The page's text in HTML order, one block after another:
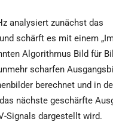
analysiert zunächst das
schärft es mit einem
Algorithmus Bild für
scharfen
berechnet und in
nächste geschärfte
Signals dargestellt wird.